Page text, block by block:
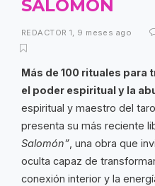
SALOMON
REDACTOR 1, 9 meses ago
Más de 100 rituales para
el poder espiritual y la
espiritual y maestro del
presenta su más reciente
Salomón” , una obra que
oculta capaz de
conexión interior y la